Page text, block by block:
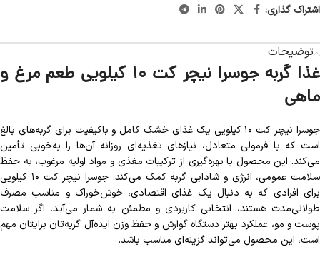
اشتراک گذاری:
توضیحات
غذا گربه جوسرا نیچر کت ۱۰ کیلویی طعم مرغ و
ماهی
جوسرا نیچر کت ۱۰ کیلویی یک غذای خشک کامل و باکیفیت برای گربه‌های بالغ
است که با فرمولی متعادل، نیازهای تغذیه‌ای روزانه آن‌ها را به‌خوبی تأمین
می‌کند. این محصول با بهره‌گیری از ترکیبات مغذی و مواد اولیه مرغوب، به حفظ
سلامت عمومی، انرژی و شادابی گربه کمک می‌کند. جوسرا نیچر کت ۱۰ کیلویی
برای افرادی که به دنبال یک غذای اقتصادی، خوش‌خوراک و مناسب مصرف
طولانی‌مدت هستند، انتخابی کاربردی و مطمئن به شمار می‌آید. اگر سلامت
پوست و مو، عملکرد بهتر دستگاه گوارش و حفظ وزن ایده‌آل گربه‌تان برایتان مهم
است، این محصول می‌تواند گزینه‌ای مناسب باشد.